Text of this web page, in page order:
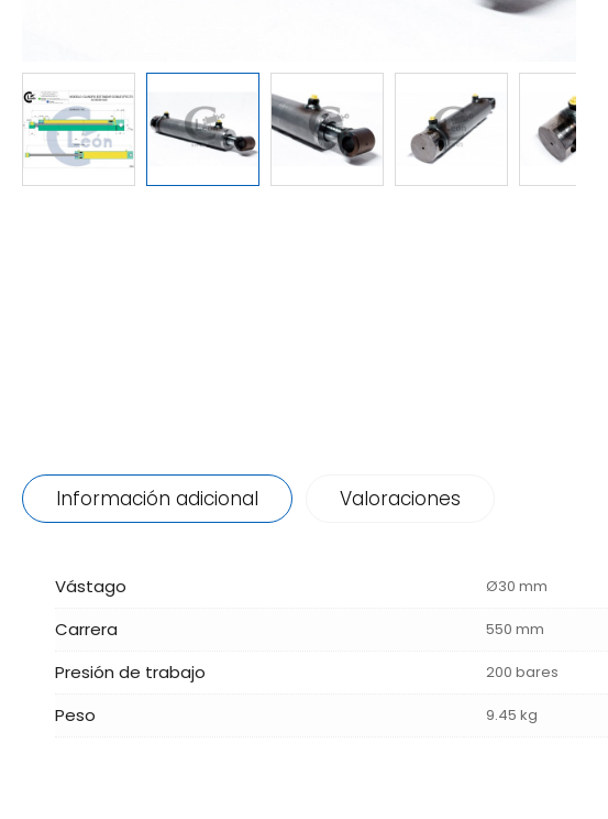
Información adicional Valoraciones
Vástago Ø30 mm
Carrera 550 mm
Presión de trabajo 200 bares
Peso 9.45 kg